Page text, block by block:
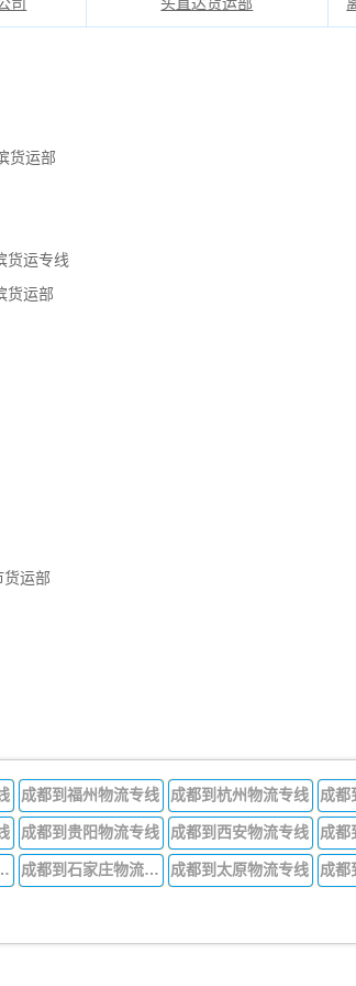
货运部
货运专线
货运部
运部
成都到福州物流专线 成都到杭州物流专线 成都
成都到贵阳物流专线 成都到西安物流专线 成都
物流专线 成都到石家庄物流专线 成都到太原物流专线